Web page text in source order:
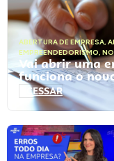
ABERTURA DE EMPRESA,
EMPREENDEDORISMO,
Vai abrir uma
funciona o
ACESSAR